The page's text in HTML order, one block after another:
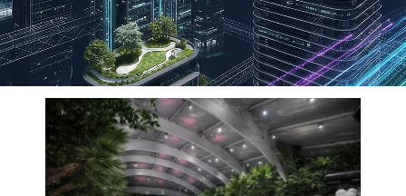
Verona